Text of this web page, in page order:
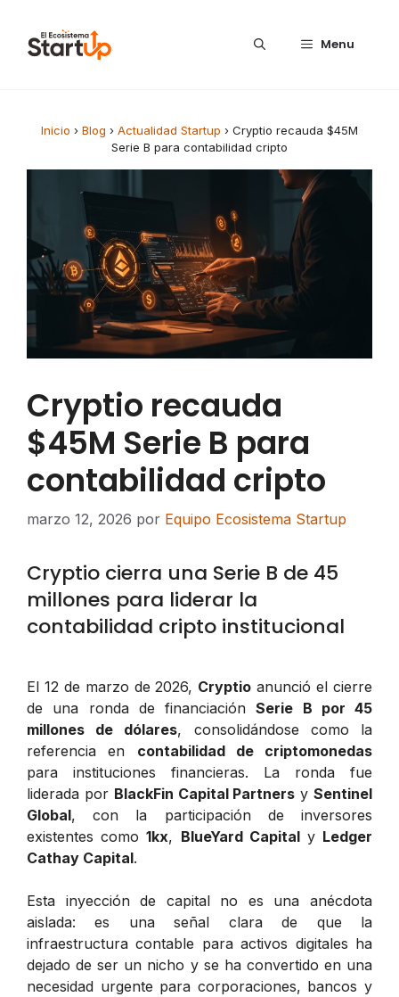
Menu
Inicio › Blog › Actualidad Startup › Cryptio recauda $45M
Serie B para contabilidad cripto
Cryptio recauda
$45M Serie B para
contabilidad cripto
marzo 12, 2026 por Equipo Ecosistema Startup
Cryptio cierra una Serie B de 45
millones para liderar la
contabilidad cripto institucional
El 12 de marzo de 2026, Cryptio anunció el cierre
de una ronda de financiaciónSerie B por 45
millones de dólares, consolidándose como la
referencia en contabilidad de criptomonedas
para instituciones financieras. La ronda fue
liderada por BlackFin Capital Partners ySentinel
Global, con la participación de inversores
existentes como1kx, BlueYard Capitaly Ledger
Cathay Capital.
Esta inyección de capital no es una anécdota
aislada: es una señal clara de que la
infraestructura contable para activos digitales ha
dejado de ser un nicho y se ha convertido en una
necesidad urgente para corporaciones, bancos y